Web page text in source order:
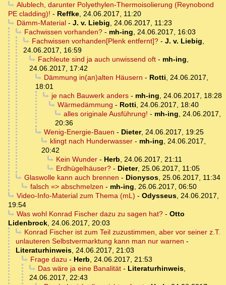
Alublech, darunter Polyethylen-Thermoisolierung (Reynobond
PE cladding)! - Reffke, 24.06.2017, 11:20
Dämm-Material- J. v. Liebig, 24.06.2017, 11:23
Fachwissen vorhanden?- mh-ing, 24.06.2017, 16:03
Fachwissen vorhanden[Plenk entfernt]?- J. v. Liebig,
24.06.2017, 16:59
Fachleute sind ja auch unwissend oft- mh-ing,
24.06.2017, 17:42
Dämmung in(an)alten Häusern - Rotti, 24.06.2017,
18:01
je nach Bauwerk anders- mh-ing, 24.06.2017, 18:28
Wärmedämmung - Rotti, 24.06.2017, 18:40
alles originale Ausführung! - mh-ing, 24.06.2017,
20:36
Wenig-Energie-Bauen - Dieter, 24.06.2017, 19:25
klingt nach Hunderwasser- mh-ing, 24.06.2017,
20:42
Kein Wunder- Herb, 24.06.2017, 21:11
Erdhügelhäuser?- Dieter, 25.06.2017, 11:05
Glaswolle kann auch brennen - Dionysos, 25.06.2017, 11:34
falsch => abschmelzen - mh-ing, 26.06.2017, 06:50
Video-Info-Material zum Thema (mL) - Odysseus, 24.06.2017,
19:54
Was wohl Konrad Fischer dazu zu sagen hat?- Otto
Lidenbrock, 24.06.2017, 20:03
Konrad Fischer ist zum Teil zuzustimmen, aber vor seiner z.T.
unlauteren Selbstvermarktung kann man nur warnen -
Literaturhinweis, 24.06.2017, 21:03
Frage dazu - Herb, 24.06.2017, 21:53
Das wäre ja eine Banalität- Literaturhinweis,
24.06.2017, 22:43